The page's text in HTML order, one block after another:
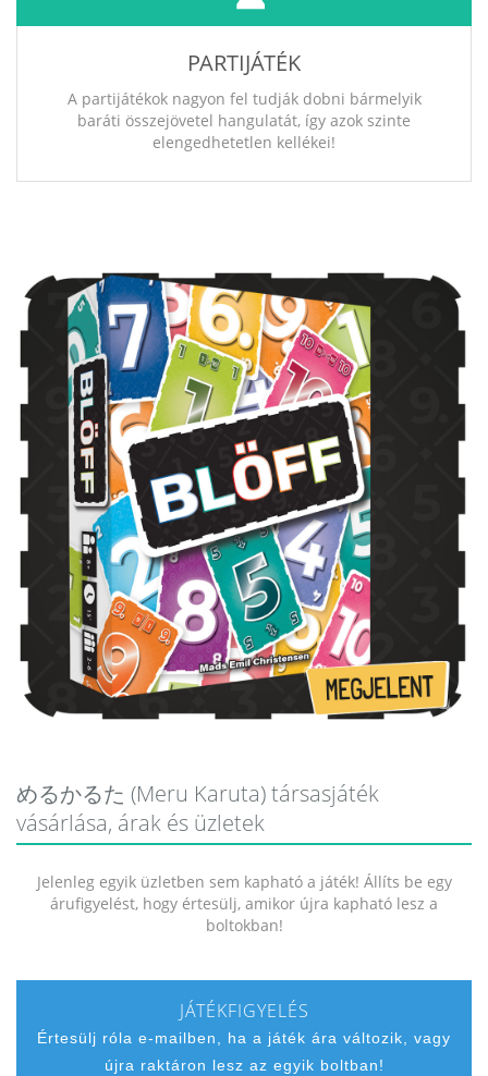
PARTIJÁTÉK
A partijátékok nagyon fel tudják dobni bármelyik
baráti összejövetel hangulatát, így azok szinte
elengedhetetlen kellékei!
めるかるた (Meru Karuta) társasjáték
vásárlása, árak és üzletek
Jelenleg egyik üzletben sem kapható a játék! Állíts be egy
árufigyelést, hogy értesülj, amikor újra kapható lesz a
boltokban!
JÁTÉKFIGYELÉS
Értesülj róla e-mailben, ha a játék ára változik, vagy
újra raktáron lesz az egyik boltban!